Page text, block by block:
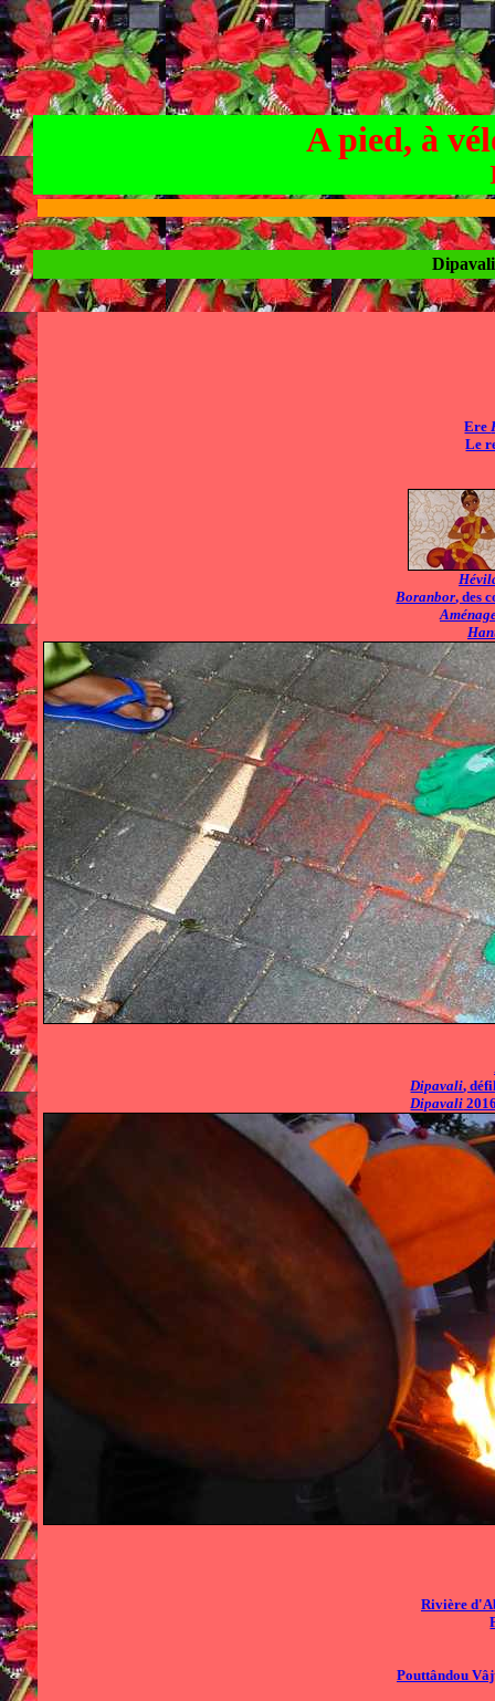
A pied, à
Ere
Le
Boranbor, des
Dipavali,
Dipavali
Rivière
Pouttândou